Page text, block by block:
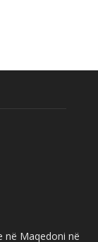
në Maqedoni në